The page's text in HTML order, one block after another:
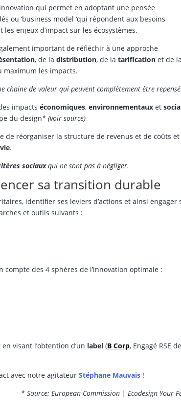
qui permet en adoptant une pensée
ou ‘business model ‘qui répondent aux besoins
enjeux d’impact sur les écosystèmes.
important de réfléchir à une approche
, de ladistribution, de latarification et de la
maximum les impacts.
chaine de valeur qui peuvent complètement être
impactséconomiques,environnementaux et
du design* (voir source)
de réorganiser la structure de revenus et de coûts
.
sociauxqui ne sont pas à négliger.
sa transition durable
identifier ses leviers d’actions et ainsi engager
et outils suivants :
compte des 4 sphères de l’innovation optimale :
visant l’obtention d’un label (B Corp, Engagé RSE de
avec notre agitateurStéphane Mauvais !
* Source: European Commission | Ecodesign Your